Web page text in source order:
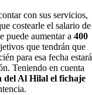
con sus servicios,
costearle el salario de
puede aumentar a 400
que tendrán que
para esa fecha estará
Teniendo en cuenta
del Al Hilal el fichaje